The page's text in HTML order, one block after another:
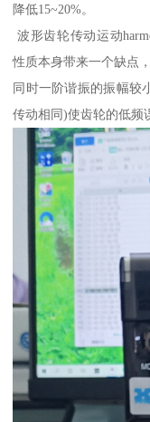
降低15~20%。
波形齿轮传动运动
性质本身带来一个缺点
同时一阶谐振的振幅较
传动相同)使齿轮的低频